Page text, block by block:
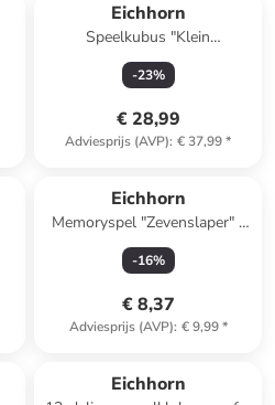
Eichhorn
Speelkubus "Klein
Speelcenter" - vanaf 12
maanden (verrassingsproduct)
-23%
€ 28,99
Adviesprijs (AVP): € 37,99*
Eichhorn
Memoryspel "Zevenslaper" -
vanaf 4 jaar
-16%
€ 8,37
Adviesprijs (AVP): € 9,99*
Eichhorn